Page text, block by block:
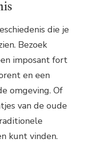
die je
Bezoek
imposant fort
en een
omgeving. Of
van de oude
kunt vinden.